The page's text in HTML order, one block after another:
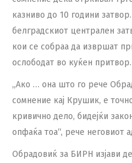
казниво до 10 години
белградскиот централен
кои се собраа да извршат
ослободат во куќен притвор.
„Ако … она што го рече
сомнение кај Крушик, е
кривично дело, бидејќи
опфаќа тоа“, рече неговиот
Обрадовиќ за БИРН изјави